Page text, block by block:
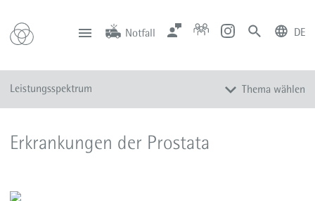
Notfall
Notfall Zentrale Anfahrt
DE
Leistungsspektrum Thema wählen
Ambulante spezialfachärztliche Versorgung
Hoden und Nebenhoden
Erkrankungen der Prostata